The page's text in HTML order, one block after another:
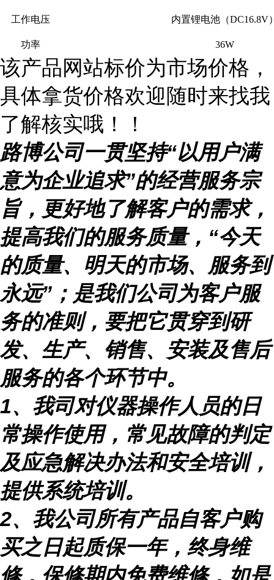
工作电压 内置锂电池（DC16.8V
功率 36W
该产品网站标价为市场价格，
具体拿货价格欢迎随时来找我
了解核实哦！！
路博公司一贯坚持“以用户满
意为企业追求”的经营服务宗
旨，更好地了解客户的需求，
提高我们的服务质量， “今天
的质量、明天的市场、服务到
永远” ；是我们公司为客户服
务的准则，要把它贯穿到研
发、生产、销售、安装及售后
服务的各个环节中。
1、我司对仪器操作人员的日
常操作使用，常见故障的判定
及应急解决办法和安全培训，
提供系统培训。
2、我公司所有产品自客户购
买之日起质保一年，终身维
修，保修期内免费维修，如是